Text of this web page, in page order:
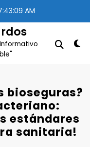
AM
bioseguras?
estándares
sanitaria!